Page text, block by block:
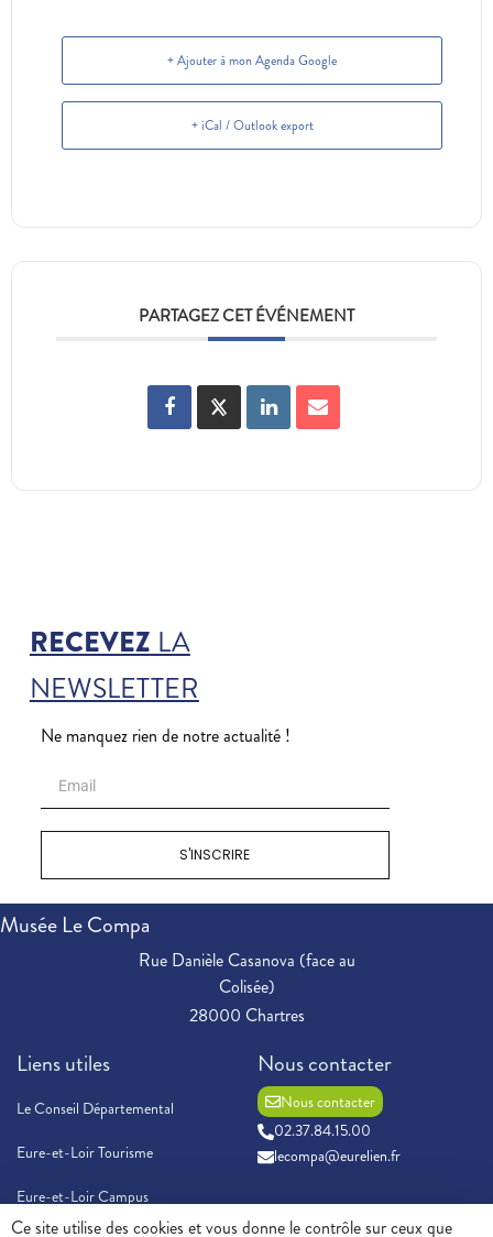
Ce site utilise des cookies et vous donne le contrôle sur ceux que
+ Ajouter à mon Agenda Google
+ iCal / Outlook export
PARTAGEZ CET ÉVÉNEMENT
RECEVEZ LA
NEWSLETTER
Ne manquez rien de notre actualité !
S'INSCRIRE
Musée Le Compa
Rue Danièle Casanova (face au
Colisée)
28000 Chartres
Liens utiles Nous contacter
Le Conseil Départemental
Eure-et-Loir Tourisme
Eure-et-Loir Campus
Nous contacter
02.37.84.15.00
lecompa@eurelien.fr